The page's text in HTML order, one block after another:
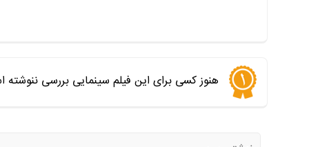
هنوز کسی برای این فیلم سینمایی بررسی